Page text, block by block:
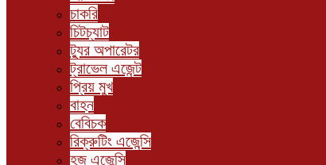
চাকরি
চিটচ্যাট
ট্যুর অপারেটর
ট্রাভেল এজেন্ট
প্রিয় মুখ
বাহন
বেবিচক
রিক্রুটিং এজেন্সি
হজ এজেন্সি